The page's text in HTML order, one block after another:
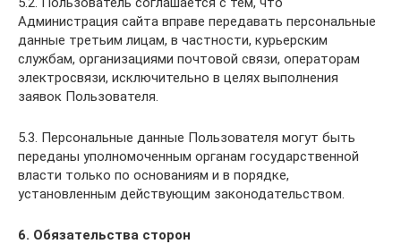
Администрация сайта вправе передавать персональные
данные третьим лицам, в частности, курьерским
службам, организациями почтовой связи, операторам
электросвязи, исключительно в целях выполнения
заявок Пользователя.
5.3. Персональные данные Пользователя могут быть
переданы уполномоченным органам государственной
власти только по основаниям и в порядке,
установленным действующим законодательством.
6. Обязательства сторон